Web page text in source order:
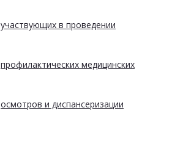
участвующих в проведении
профилактических медицинских
осмотров и диспансеризации